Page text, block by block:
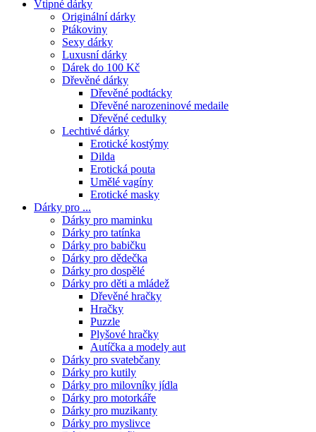
Vtipné dárky
Originální dárky
Ptákoviny
Sexy dárky
Luxusní dárky
Dárek do 100 Kč
Dřevěné dárky
Dřevěné podtácky
Dřevěné narozeninové medaile
Dřevěné cedulky
Lechtivé dárky
Erotické kostýmy
Dilda
Erotická pouta
Umělé vagíny
Erotické masky
Dárky pro ...
Dárky pro maminku
Dárky pro tatínka
Dárky pro babičku
Dárky pro dědečka
Dárky pro dospělé
Dárky pro děti a mládež
Dřevěné hračky
Hračky
Puzzle
Plyšové hračky
Autíčka a modely aut
Dárky pro svatebčany
Dárky pro kutily
Dárky pro milovníky jídla
Dárky pro motorkáře
Dárky pro muzikanty
Dárky pro myslivce